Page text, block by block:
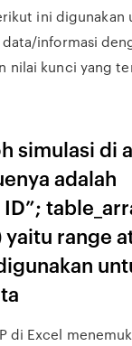
ini digunakan
informasi
nilai kunci yang
simulasi di
adalah
range
di Excel